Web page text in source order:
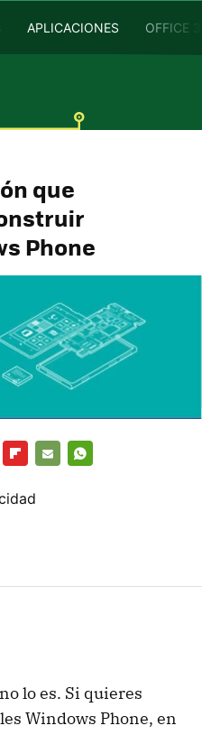
APLICACIONES OFFICE
que
Phone
lo es. Si quieres
Windows Phone, en